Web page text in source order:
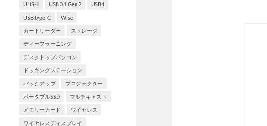
UHS-II USB 3.1 Gen 2 USB4
USB type-C Wise
カードリーダー ストレージ
ディープラーニング
デスクトップパソコン
ドッキングステーション
バックアップ プロジェクター
ポータブルSSD マルチキャスト
メモリーカード ワイヤレス
ワイヤレスディスプレイ